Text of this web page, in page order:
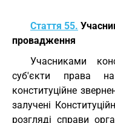
Стаття 55.
провадження
Учасниками
суб'єкти права
конституційне
залучені
розгляді справи